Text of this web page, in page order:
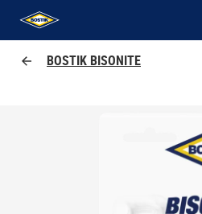
UHU logo
BOSTIK BISONITE